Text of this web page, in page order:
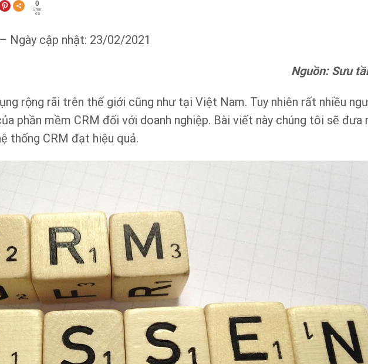
0
Shar
es
Ngày cập nhật: 23/02/2021
Nguồn: Sưu
rộng rãi trên thế giới cũng như tại Việt Nam. Tuy nhiên rất nhiều
phần mềm CRM đối với doanh nghiệp. Bài viết này chúng tôi sẽ đưa
thống CRM đạt hiệu quả.